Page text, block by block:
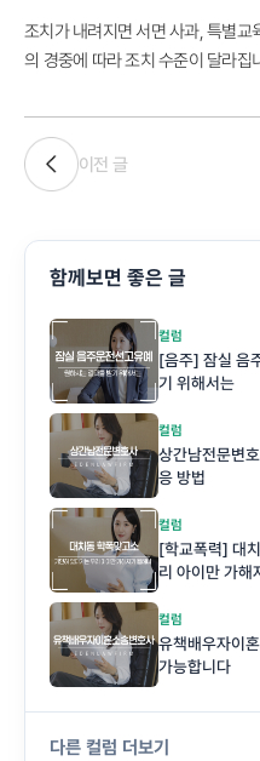
조치가 내려지면 서면 사과, 특별교
의 경중에 따라 조치 수준이 달라집
이전 글
함께보면 좋은 글
컬럼
[음주] 잠실 음
기 위해서는
컬럼
상간남전문변
응 방법
컬럼
[학교폭력] 대
리 아이만 가해
컬럼
유책배우자이
가능합니다
다른 컬럼 더보기